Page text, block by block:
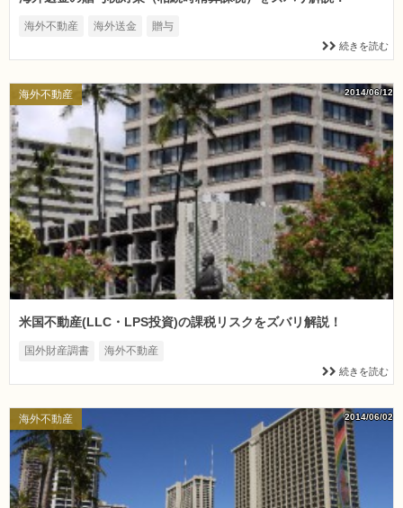
海外不動産 海外送金 贈与
続きを読む
海外不動産 2014/06/12
米国不動産(LLC・LPS投資)の課税リスクをズバリ解説！
国外財産調書 海外不動産
続きを読む
海外不動産 2014/06/02